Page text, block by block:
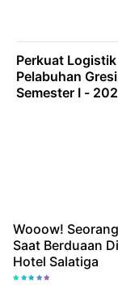
Perkuat
Pelabuhan
Semester I -
Wooow!
Saat Berduaan
Hotel Salatiga